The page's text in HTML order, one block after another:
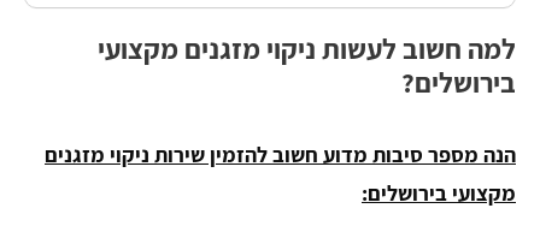
למה חשוב לעשות ניקוי מזגנים מקצועי
בירושלים?
הנה מספר סיבות מדוע חשוב להזמין שירות ניקוי מזגנים
מקצועי בירושלים: